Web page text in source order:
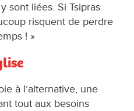
sont liées. Si Tsipras
risquent de perdre
! »
à l’alternative, une
tout aux besoins